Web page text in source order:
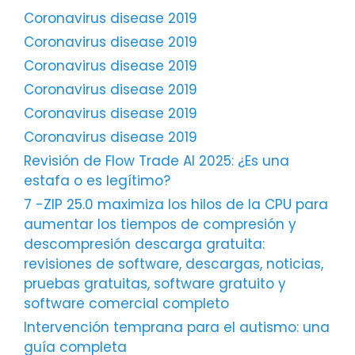
Coronavirus disease 2019
Coronavirus disease 2019
Coronavirus disease 2019
Coronavirus disease 2019
Coronavirus disease 2019
Coronavirus disease 2019
Revisión de Flow Trade AI 2025: ¿Es una
estafa o es legítimo?
7 -ZIP 25.0 maximiza los hilos de la CPU para
aumentar los tiempos de compresión y
descompresión descarga gratuita:
revisiones de software, descargas, noticias,
pruebas gratuitas, software gratuito y
software comercial completo
Intervención temprana para el autismo: una
guía completa